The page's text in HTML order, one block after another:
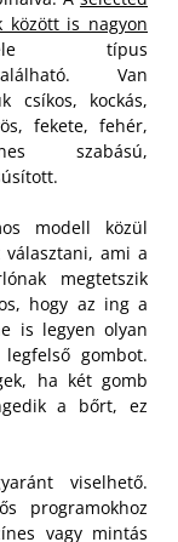
között is nagyon
típus
Van
csíkos, kockás,
fekete, fehér,
szabású,
modell közül
választani, ami a
megtetszik
hogy az ing a
is legyen olyan
gombot.
ha két gomb
a bőrt, ez
viselhető.
programokhoz
vagy mintás